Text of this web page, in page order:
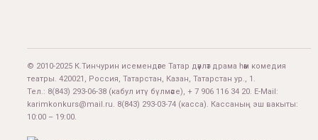
© 2010-2025 К.Тинчурин исемендәге Татар дәүләт драма һәм комедия
театры. 420021, Россия, Татарстан, Казан, Татарстан ур., 1.
Тел.: 8(843) 293-06-38 (кабул итү бүлмәсе), + 7 906 116 34 20. E-Mail:
karimkonkurs@mail.ru. 8(843) 293-03-74 (касса). Кассаның эш вакыты:
10:00 – 19:00.